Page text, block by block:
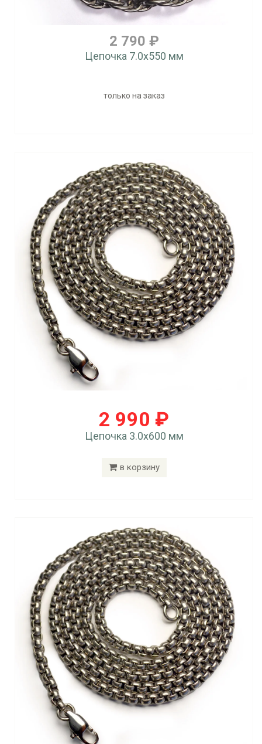
2 790 ₽
Цепочка 7.0x550 мм
только на заказ
2 990 ₽
Цепочка 3.0x600 мм
в корзину